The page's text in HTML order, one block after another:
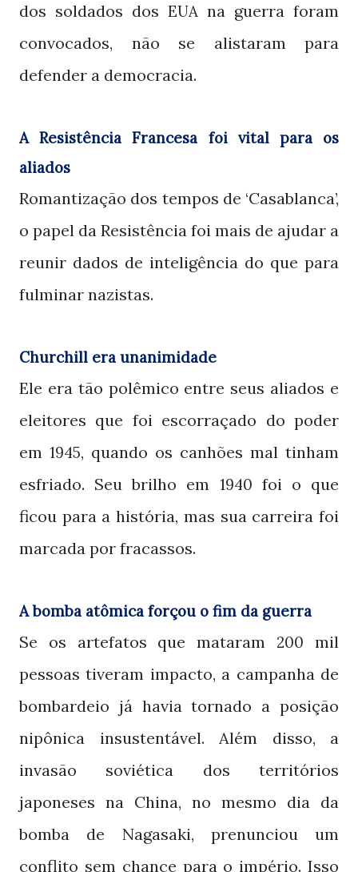
dos soldados dos EUA na guerra foram
convocados, não se alistaram para
defender a democracia.
A Resistência Francesa foi vital para os
aliados
Romantização dos tempos de ‘Casablanca’,
o papel da Resistência foi mais de ajudar a
reunir dados de inteligência do que para
fulminar nazistas.
Churchill era unanimidade
Ele era tão polêmico entre seus aliados e
eleitores que foi escorraçado do poder
em 1945, quando os canhões mal tinham
esfriado. Seu brilho em 1940 foi o que
ficou para a história, mas sua carreira foi
marcada por fracassos.
A bomba atômica forçou o fim da guerra
Se os artefatos que mataram 200 mil
pessoas tiveram impacto, a campanha de
bombardeio já havia tornado a posição
nipônica insustentável. Além disso, a
invasão soviética dos territórios
japoneses na China, no mesmo dia da
bomba de Nagasaki, prenunciou um
conflito sem chance para o império. Isso